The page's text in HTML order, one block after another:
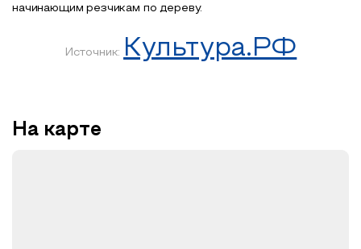
начинающим резчикам по дереву.
Источник: Культура.РФ
На карте